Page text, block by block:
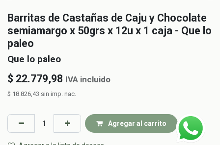
Barritas de Castañas de Caju y Chocolate
semiamargo x 50grs x 12u x 1 caja - Que lo
paleo
Que lo paleo
$ 22.779,98 IVA incluido
$ 18.826,43 sin imp. nac.
Agregar al carrito